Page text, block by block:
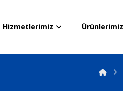
Hizmetlerimiz Ürünlerimiz